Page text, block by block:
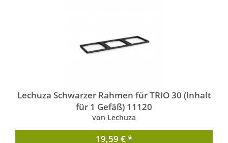
Lechuza Schwarzer Rahmen für TRIO 30 (Inhalt
für 1 Gefäß) 11120
von Lechuza
19,59 € *